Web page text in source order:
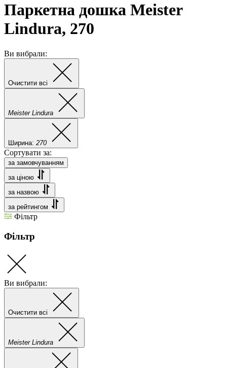
Паркетна дошка Meister
Lindura, 270
Ви вибрали:
Очистити всі
Meister Lindura
Ширина: 270
Сортувати за:
за замовчуванням
за ціною
за назвою
за рейтингом
Фільтр
Фільтр
Ви вибрали:
Очистити всі
Meister Lindura